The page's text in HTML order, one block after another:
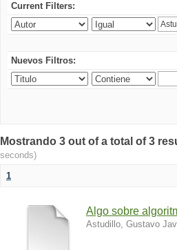
Current Filters:
Nuevos Filtros:
Mostrando 3 out of a total of 3
seconds)
1
Algo sobre
Astudillo, Gustavo